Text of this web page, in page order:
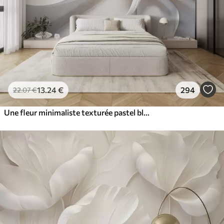
22.07€13 .24€ 294